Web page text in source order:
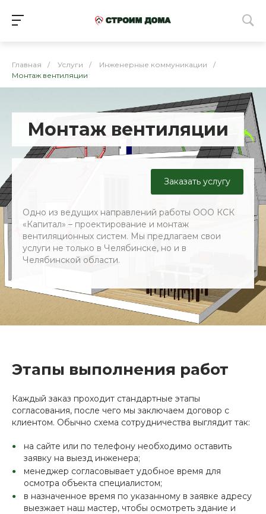
Главная / Услуги / Инженерные коммуникации
/
Монтаж вентиляции
Монтаж вентиляции
Заказать услугу
Одно из ведущих направлений работы ООО КСК
«Капитал» – проектирование и монтаж
вентиляционных систем. Мы предлагаем свои
услуги не только в Челябинске, но и в
Челябинской области.
Этапы выполнения работ
Каждый заказ проходит стандартные этапы
согласования, после чего мы заключаем договор с
клиентом. Обычно схема сотрудничества выглядит так:
на сайте или по телефону необходимо оставить
заявку на выезд инженера;
менеджер согласовывает удобное время для
осмотра объекта специалистом;
в назначенное время по указанному в заявке адресу
выезжает наш мастер, чтобы осмотреть здание и